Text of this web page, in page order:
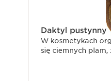
Daktyl pustynny
W kosmetykach
się ciemnych